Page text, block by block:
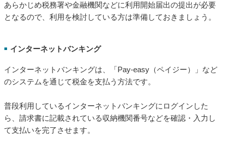
あらかじめ税務署や金融機関などに利用開始届出の提出が必要
となるので、利用を検討している方は準備しておきましょう。
■ インターネットバンキング
インターネットバンキングは、「Pay-easy（ペイジー）」など
のシステムを通じて税金を支払う方法です。
普段利用しているインターネットバンキングにログインした
ら、請求書に記載されている収納機関番号などを確認・入力し
て支払いを完了させます。